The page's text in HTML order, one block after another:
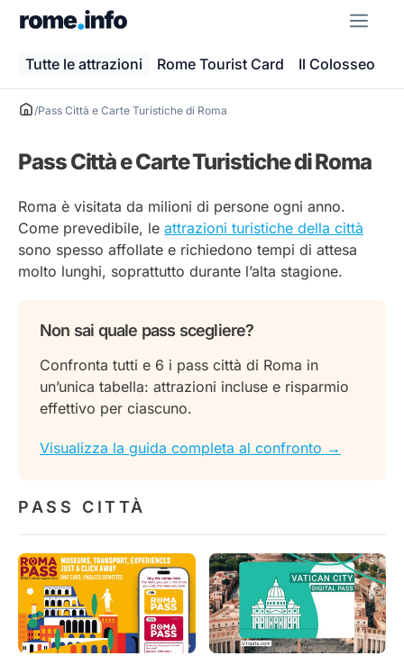
Tutte le attrazioni Rome Tourist Card Il Colosseo
/Pass Città e Carte Turistiche di Roma
Pass Città e Carte Turistiche di Roma
Roma è visitata da milioni di persone ogni anno.
Come prevedibile, le attrazioni turistiche della città
sono spesso affollate e richiedono tempi di attesa
molto lunghi, soprattutto durante l’alta stagione.
Non sai quale pass scegliere?
Confronta tutti e 6 i pass città di Roma in
un’unica tabella: attrazioni incluse e risparmio
effettivo per ciascuno.
Visualizza la guida completa al confronto →
PASS CITTÀ